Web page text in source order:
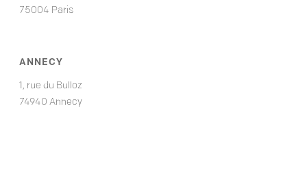
75004 Paris
ANNECY
1, rue du Bulloz
74940 Annecy